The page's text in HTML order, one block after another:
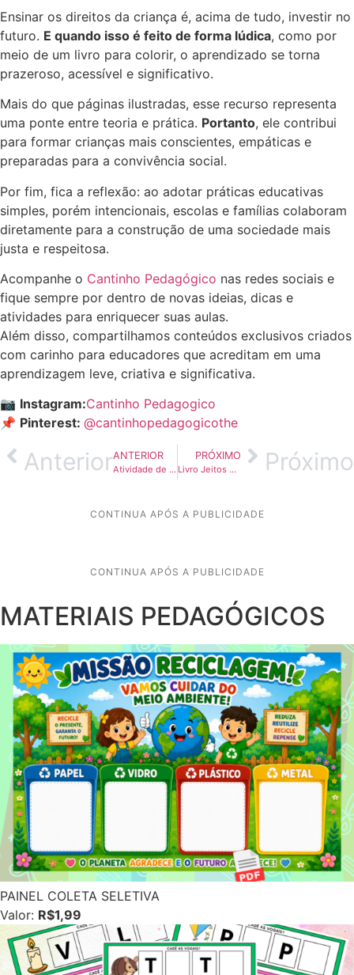
Ensinar os direitos da criança é, acima de tudo, investir no
futuro. E quando isso é feito de forma lúdica, como por
meio de um livro para colorir, o aprendizado se torna
prazeroso, acessível e significativo.
Mais do que páginas ilustradas, esse recurso representa
uma ponte entre teoria e prática. Portanto, ele contribui
para formar crianças mais conscientes, empáticas e
preparadas para a convivência social.
Por fim, fica a reflexão: ao adotar práticas educativas
simples, porém intencionais, escolas e famílias colaboram
diretamente para a construção de uma sociedade mais
justa e respeitosa.
Acompanhe o Cantinho Pedagógico nas redes sociais e
fique sempre por dentro de novas ideias, dicas e
atividades para enriquecer suas aulas.
Além disso, compartilhamos conteúdos exclusivos criados
com carinho para educadores que acreditam em uma
aprendizagem leve, criativa e significativa.
📷 Instagram:Cantinho Pedagogico
📌 Pinterest: @cantinhopedagogicothe
AnteriorANTERIOR
Atividade de Arte para o Natal: Crie sua Árvore com Figuras para Colorir e Recortar
PRÓXIMO
Livro Jeitos de Morar: Conhecendo os Tipos de Moradia pelo Mundo Próximo
CONTINUA APÓS A PUBLICIDADE
CONTINUA APÓS A PUBLICIDADE
MATERIAIS PEDAGÓGICOS
PAINEL COLETA SELETIVA
Valor: R$1,99